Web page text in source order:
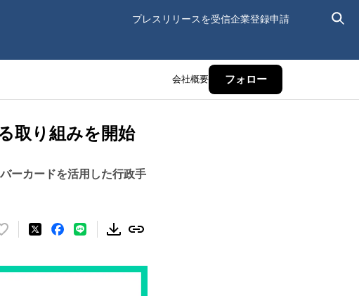
プレスリリースを受信企業登録申請
会社概要 フォロー
取り組みを開始
ーカードを活用した行政手
い
ね